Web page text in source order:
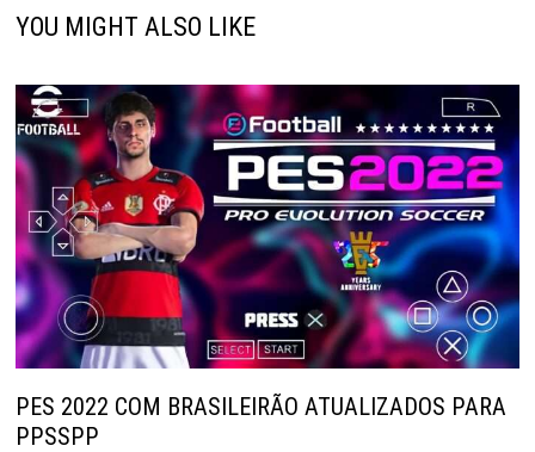
YOU MIGHT ALSO LIKE
PES 2022 COM BRASILEIRÃO ATUALIZADOS PARA
PPSSPP